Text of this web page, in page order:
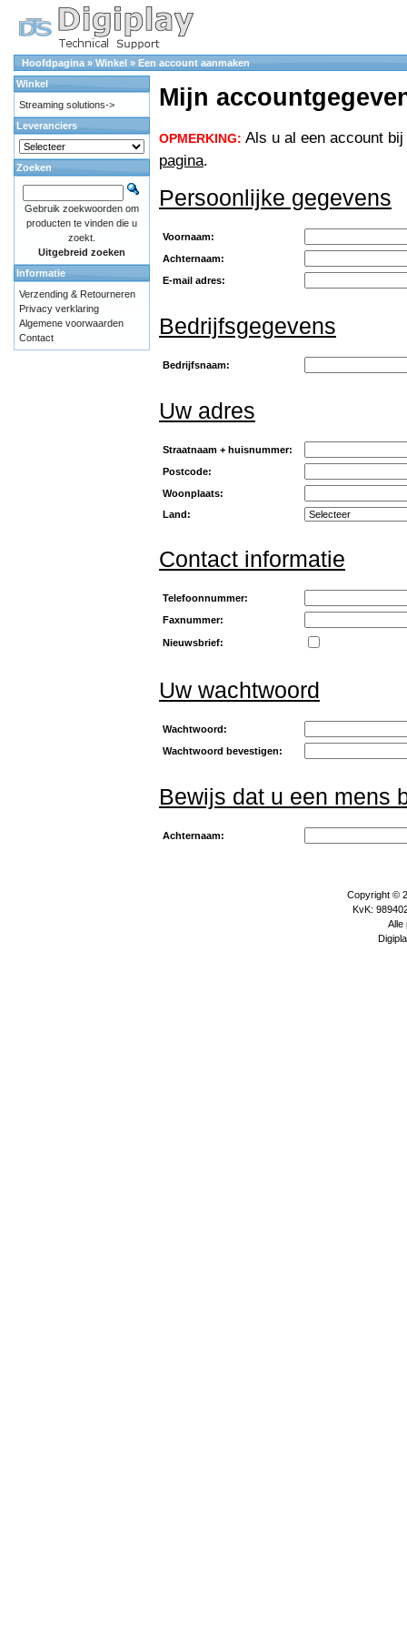
Hoofdpagina » Winkel » Een account aanmaken
Mijn
OPMERKING: Als u al een account
pagina.
Persoonlijke gegevens
Voornaam:
Achternaam:
E-mail adres:
Bedrijfsgegevens
Bedrijfsnaam:
Uw adres
Straatnaam + huisnummer:
Postcode:
Woonplaats:
Land:
Contact informatie
Telefoonnummer:
Faxnummer:
Nieuwsbrief:
Uw wachtwoord
Wachtwoord:
Wachtwoord bevestigen:
Bewijs dat u een mens
Achternaam:
Winkel
Streaming solutions->
Leveranciers
Zoeken
Gebruik zoekwoorden om
producten te vinden die u
zoekt.
Uitgebreid zoeken
Informatie
Verzending & Retourneren
Privacy verklaring
Algemene voorwaarden
Contact
Copyright ©
KvK:
Alle